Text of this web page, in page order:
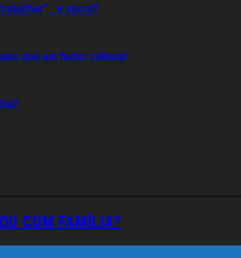
e agora?
que um factor cultural
COM FAMÍLIA?